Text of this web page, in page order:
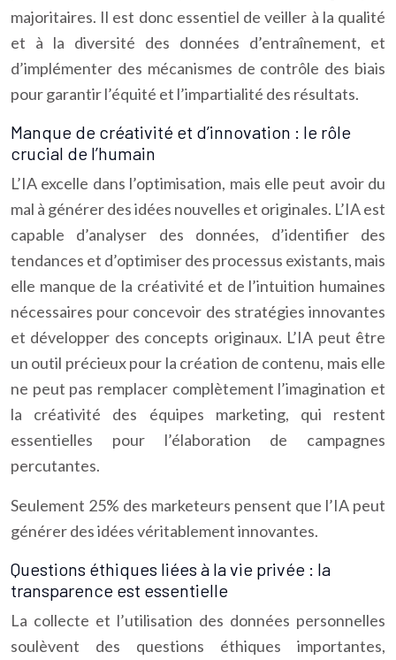
majoritaires. Il est donc essentiel de veiller à la qualité
et à la diversité des données d’entraînement, et
d’implémenter des mécanismes de contrôle des biais
pour garantir l’équité et l’impartialité des résultats.
Manque de créativité et d’innovation : le rôle
crucial de l’humain
L’IA excelle dans l’optimisation, mais elle peut avoir du
mal à générer des idées nouvelles et originales. L’IA est
capable d’analyser des données, d’identifier des
tendances et d’optimiser des processus existants, mais
elle manque de la créativité et de l’intuition humaines
nécessaires pour concevoir des stratégies innovantes
et développer des concepts originaux. L’IA peut être
un outil précieux pour la création de contenu, mais elle
ne peut pas remplacer complètement l’imagination et
la créativité des équipes marketing, qui restent
essentielles pour l’élaboration de campagnes
percutantes.
Seulement 25% des marketeurs pensent que l’IA peut
générer des idées véritablement innovantes.
Questions éthiques liées à la vie privée : la
transparence est essentielle
La collecte et l’utilisation des données personnelles
soulèvent des questions éthiques importantes,